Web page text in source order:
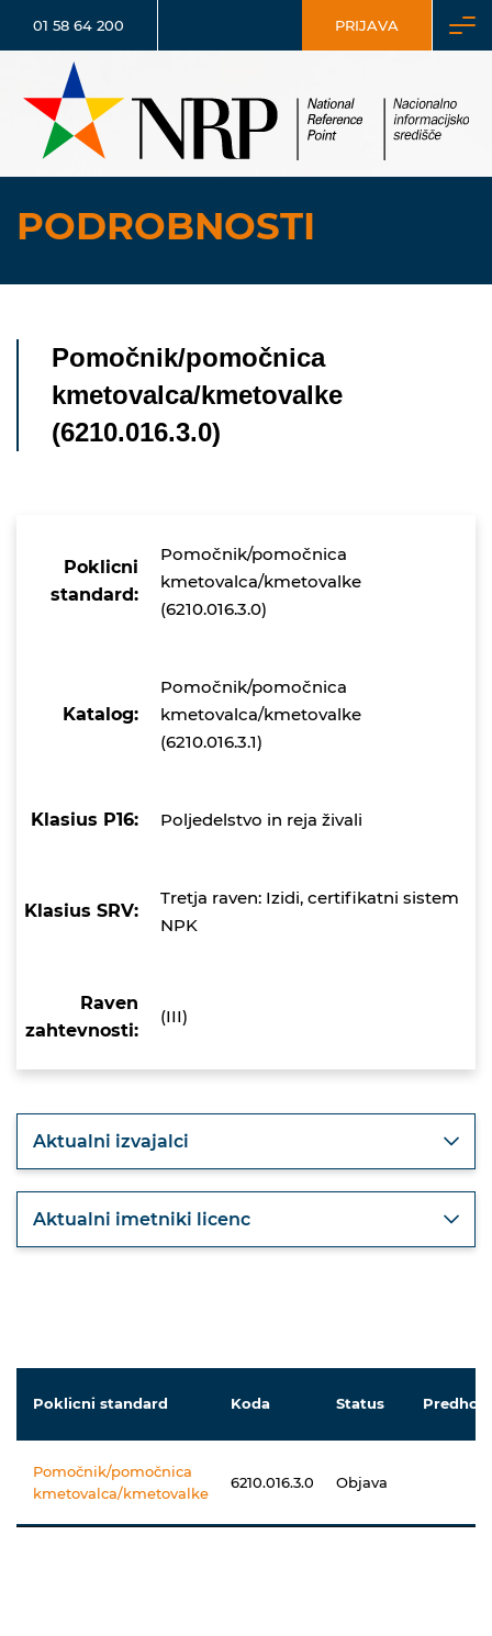
01 58 64 200 PRIJAVA
PODROBNOSTI
Pomočnik/pomočnica
kmetovalca/kmetovalke
(6210.016.3.0)
Poklicni
standard:
Pomočnik/pomočnica
kmetovalca/kmetovalke
(6210.016.3.0)
Katalog:
Pomočnik/pomočnica
kmetovalca/kmetovalke
(6210.016.3.1)
Klasius P16: Poljedelstvo in reja živali
Klasius SRV:
Tretja raven: Izidi, certifikatni sistem
NPK
Raven
zahtevnosti:
(III)
Aktualni izvajalci
Aktualni imetniki licenc
Poklicni standard Koda Status
Pomočnik/pomočnica
kmetovalca/kmetovalke
6210.016.3.0 Objava